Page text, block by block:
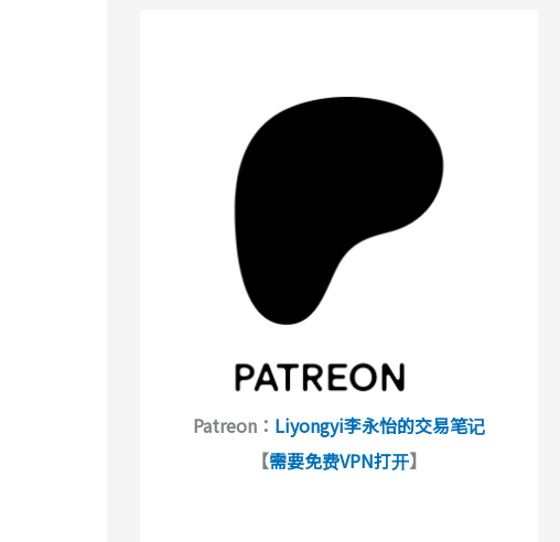
Patreon： Liyongyi李永怡的交易笔记
【需要免费VPN打开】